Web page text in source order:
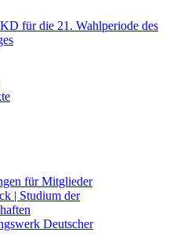
für die 21. Wahlperiode des
für Mitglieder
| Studium der
Deutscher